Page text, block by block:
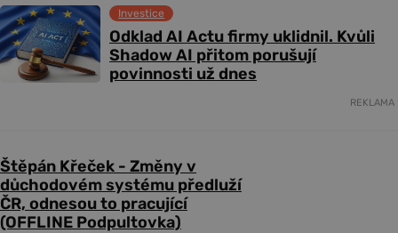
Odklad AI Actu firmy uklidnil. Kvůli
Shadow AI přitom porušují
povinnosti už dnes
Investice
REKLAMA
Štěpán Křeček - Změny v
důchodovém systému předluží
ČR, odnesou to pracující
(OFFLINE Podpultovka)